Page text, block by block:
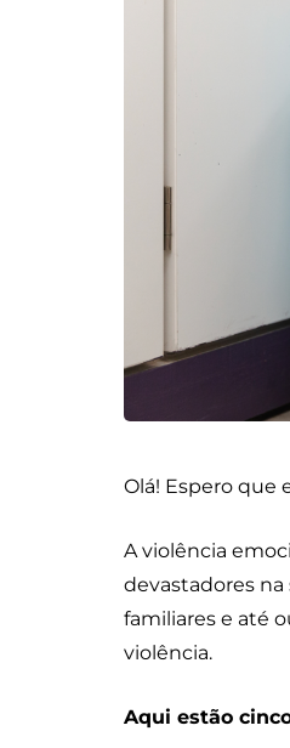
Olá! Espero que
A violência
devastadores
familiares e até
violência.
Aqui estão